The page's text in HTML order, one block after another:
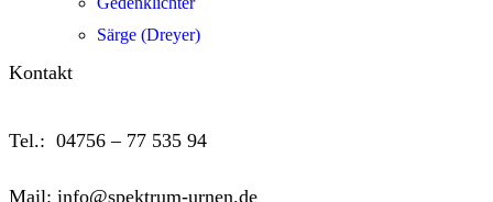
Särge (Dreyer)
Kontakt
Tel.: 04756 – 77 535 94
Mail: info@spektrum-urnen.de